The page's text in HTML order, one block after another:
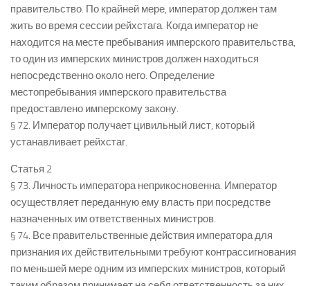
правительство. По крайней мере, император должен там
жить во время сессии рейхстага. Когда император не
находится на месте пребывания имперского правительства,
то один из имперских министров должен находиться
непосредственно около него. Определение
местопребывания имперского правительства
предоставлено имперскому закону.
§ 72. Император получает цивильный лист, который
устанавливает рейхстаг.
Статья 2
§ 73. Личность императора неприкосновенна. Император
осуществляет переданную ему власть при посредстве
назначенных им ответственных министров.
§ 74. Все правительственные действия императора для
признания их действительными требуют контрассигнования
по меньшей мере одним из имперских министров, который